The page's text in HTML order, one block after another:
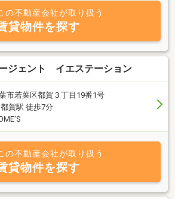
の不動産会社が取り扱う
貸物件を探す
ジェント イエステーション
市若葉区都賀３丁目19番1号
賀駅 徒歩7分
の不動産会社が取り扱う
貸物件を探す